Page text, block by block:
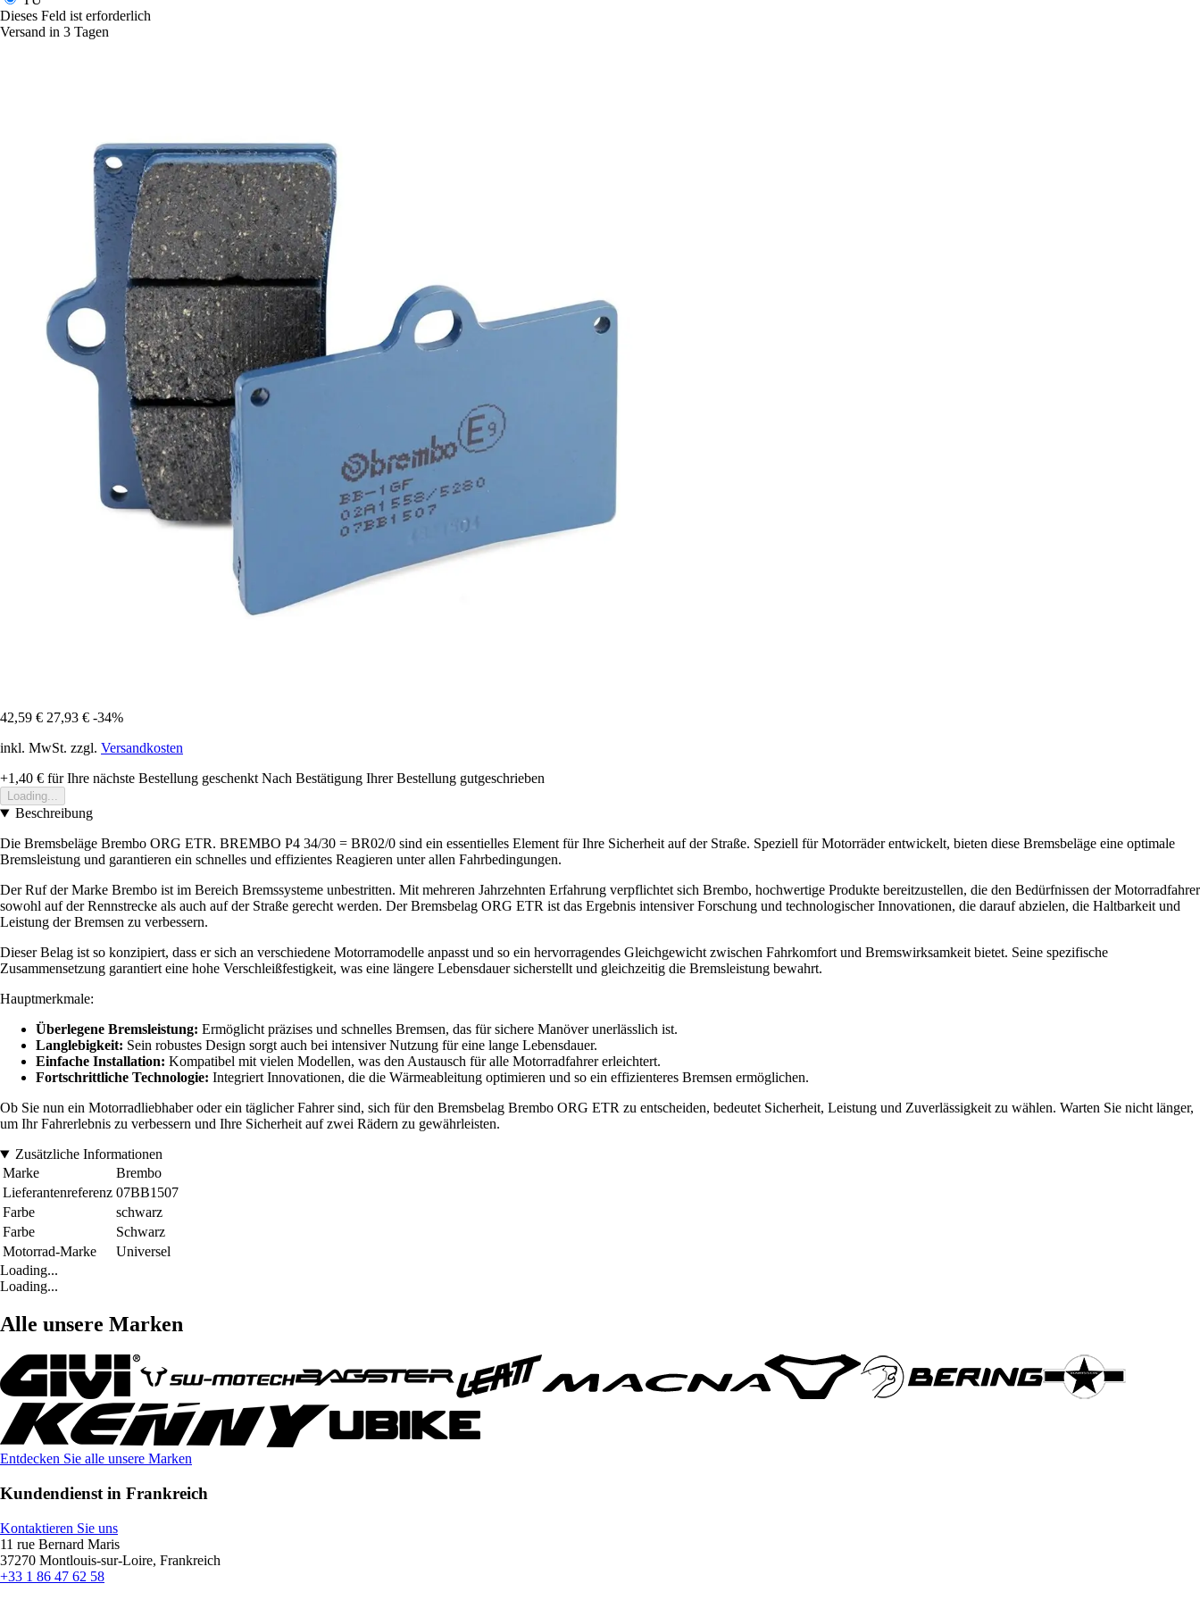
Dieses Feld ist erforderlich
Versand in 3 Tagen
42,59 € 27,93 € -34%
inkl. MwSt. zzgl. Versandkosten
+1,40 € für Ihre nächste Bestellung geschenkt Nach Bestätigung Ihrer Bestellung gutgeschrieben
Loading...
Beschreibung
Die Bremsbeläge Brembo ORG ETR. BREMBO P4 34/30 = BR02/0 sind ein essentielles Element für Ihre Sicherheit auf der Straße. Speziell für Motorräder entwickelt, bieten diese Bremsbeläge eine optimale
Bremsleistung und garantieren ein schnelles und effizientes Reagieren unter allen Fahrbedingungen.
Der Ruf der Marke Brembo ist im Bereich Bremssysteme unbestritten. Mit mehreren Jahrzehnten Erfahrung verpflichtet sich Brembo, hochwertige Produkte bereitzustellen, die den Bedürfnissen der Motorradfahrer
sowohl auf der Rennstrecke als auch auf der Straße gerecht werden. Der Bremsbelag ORG ETR ist das Ergebnis intensiver Forschung und technologischer Innovationen, die darauf abzielen, die Haltbarkeit und
Leistung der Bremsen zu verbessern.
Dieser Belag ist so konzipiert, dass er sich an verschiedene Motorramodelle anpasst und so ein hervorragendes Gleichgewicht zwischen Fahrkomfort und Bremswirksamkeit bietet. Seine spezifische
Zusammensetzung garantiert eine hohe Verschleißfestigkeit, was eine längere Lebensdauer sicherstellt und gleichzeitig die Bremsleistung bewahrt.
Hauptmerkmale:
Überlegene Bremsleistung: Ermöglicht präzises und schnelles Bremsen, das für sichere Manöver unerlässlich ist.
Langlebigkeit: Sein robustes Design sorgt auch bei intensiver Nutzung für eine lange Lebensdauer.
Einfache Installation: Kompatibel mit vielen Modellen, was den Austausch für alle Motorradfahrer erleichtert.
Fortschrittliche Technologie: Integriert Innovationen, die die Wärmeableitung optimieren und so ein effizienteres Bremsen ermöglichen.
Ob Sie nun ein Motorradliebhaber oder ein täglicher Fahrer sind, sich für den Bremsbelag Brembo ORG ETR zu entscheiden, bedeutet Sicherheit, Leistung und Zuverlässigkeit zu wählen. Warten Sie nicht länger,
um Ihr Fahrerlebnis zu verbessern und Ihre Sicherheit auf zwei Rädern zu gewährleisten.
Zusätzliche Informationen
Marke
Brembo
Lieferantenreferenz 07BB1507
Farbe
schwarz
Farbe
Schwarz
Motorrad-Marke
Universel
Loading...
Loading...
Alle unsere Marken
Entdecken Sie alle unsere Marken
Kundendienst in Frankreich
Kontaktieren Sie uns
11 rue Bernard Maris
37270 Montlouis-sur-Loire, Frankreich
+33 1 86 47 62 58